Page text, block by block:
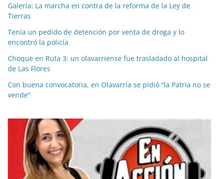
Galería: La marcha en contra de la reforma de la Ley de
Tierras
Tenía un pedido de detención por venta de droga y lo
encontró la policía
Choque en Ruta 3: un olavarriense fue trasladado al hospital
de Las Flores
Con buena convocatoria, en Olavarría se pidió “la Patria no se
vende”